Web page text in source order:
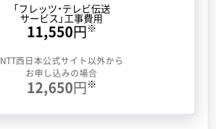
「フレッツ・テレビ伝送
サービス」工事費用
11,550円※
NTT西日本公式サイト以外から
お申し込みの場合
12,650円※